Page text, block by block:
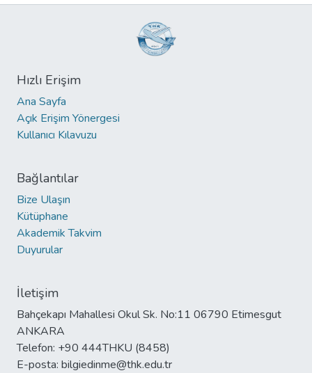
Hızlı Erişim
Ana Sayfa
Açık Erişim Yönergesi
Kullanıcı Kılavuzu
Bağlantılar
Bize Ulaşın
Kütüphane
Akademik Takvim
Duyurular
İletişim
Bahçekapı Mahallesi Okul Sk. No:11 06790 Etimesgut
ANKARA
Telefon: +90 444THKU (8458)
E-posta: bilgiedinme@thk.edu.tr